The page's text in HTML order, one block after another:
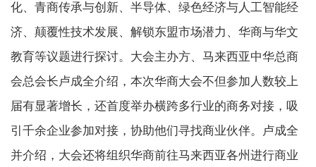
化、青商传承与创新、半导体、绿色经济与人工智能经
济、颠覆性技术发展、解锁东盟市场潜力、华商与华文
教育等议题进行探讨。大会主办方、马来西亚中华总商
会总会长卢成全介绍，本次华商大会不但参加人数较上
届有显著增长，还首度举办横跨多行业的商务对接，吸
引千余企业参加对接，协助他们寻找商业伙伴。卢成全
并介绍，大会还将组织华商前往马来西亚各州进行商业